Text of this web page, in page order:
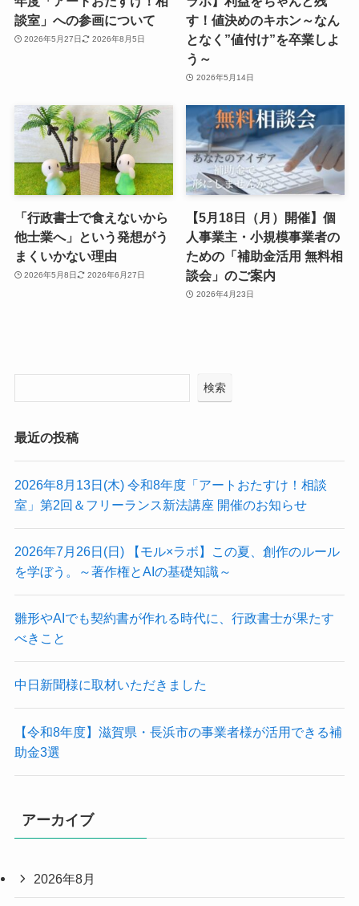
談室」への参画について
2026年5月27日 2026年8月5日
す！値決めのキホン～なん
となく”値付け”を卒業しよ
う～
2026年5月14日
「行政書士で食えないから
他士業へ」という発想がう
まくいかない理由
2026年5月8日 2026年6月27日
【5月18日（月）開催】個
人事業主・小規模事業者の
ための「補助金活用 無料相
談会」のご案内
2026年4月23日
検索
最近の投稿
2026年8月13日(木) 令和8年度「アートおたすけ！相談
室」第2回＆フリーランス新法講座 開催のお知らせ
2026年7月26日(日) 【モル×ラボ】この夏、創作のルール
を学ぼう。～著作権とAIの基礎知識～
雛形やAIでも契約書が作れる時代に、行政書士が果たす
べきこと
中日新聞様に取材いただきました
【令和8年度】滋賀県・長浜市の事業者様が活用できる補
助金3選
アーカイブ
2026年8月